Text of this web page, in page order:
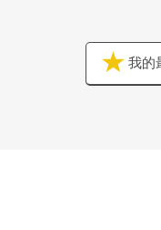
我的